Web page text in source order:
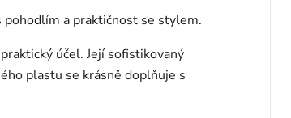
a praktičnost se stylem.
účel. Její sofistikovaný
plastu se krásně doplňuje s